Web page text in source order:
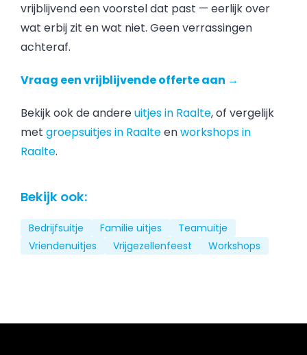
vrijblijvend een voorstel dat past — eerlijk over
wat erbij zit en wat niet. Geen verrassingen
achteraf.
Vraag een vrijblijvende offerte aan →
Bekijk ook de andereuitjes in Raalte, of vergelijk
met groepsuitjes in Raalteenworkshops in
Raalte.
Bekijk ook:
Bedrijfsuitje Familie uitjes
Teamuitje
Vriendenuitjes
Vrijgezellenfeest Workshops